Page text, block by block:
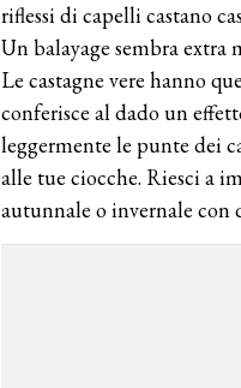
riflessi di capelli castano
Un balayage sembra extra
Le castagne vere hanno
conferisce al dado un
leggermente le punte dei
alle tue ciocche. Riesci a
autunnale o invernale con